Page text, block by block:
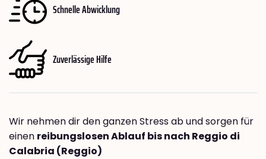
Schnelle Abwicklung
Zuverlässige Hilfe
Wir nehmen dir den ganzen Stress ab und sorgen für
einen reibungslosen Ablauf bis nach Reggio di
Calabria (Reggio)